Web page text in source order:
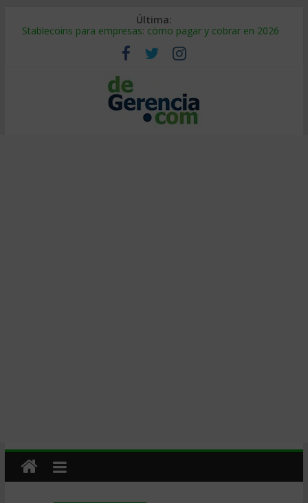
Última:
Stablecoins para empresas: cómo pagar y cobrar en 2026
Despido silencioso: qué es y por qué sale tan caro
IA en selección de personal: cómo auditarla a tiempo
Trabajo forzoso en la cadena de suministro: qué hacer
Mercado hispano de EE. UU.: cómo segmentarlo y venderle